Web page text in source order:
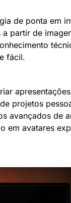
de ponta em
partir de
fácil.
projetos
avançados de
em avatares